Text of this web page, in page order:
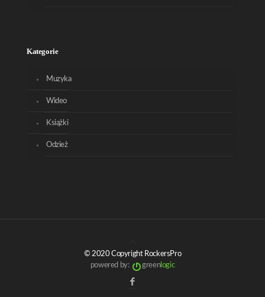
Kategorie
Muzyka
Wideo
Książki
Odzież
© 2020 Copyright RockersPro
powered by:
greenlogic